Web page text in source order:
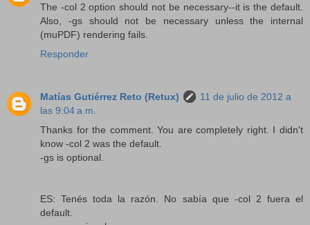
The -col 2 option should not be necessary--it is the default.
Also, -gs should not be necessary unless the internal
(muPDF) rendering fails.
Responder
Matías Gutiérrez Reto (Retux)
11 de julio de 2012 a
las 9:04 a.m.
Thanks for the comment. You are completely right. I didn't
know -col 2 was the default.
-gs is optional.
ES: Tenés toda la razón. No sabía que -col 2 fuera el
default.